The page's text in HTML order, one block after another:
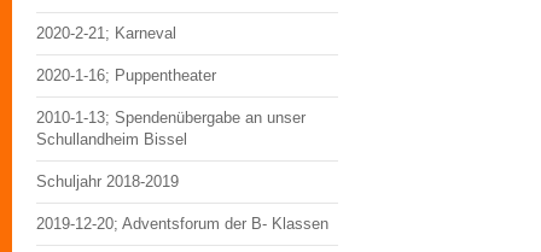
2020-2-21; Karneval
2020-1-16; Puppentheater
2010-1-13; Spendenübergabe an unser
Schullandheim Bissel
Schuljahr 2018-2019
2019-12-20; Adventsforum der B- Klassen